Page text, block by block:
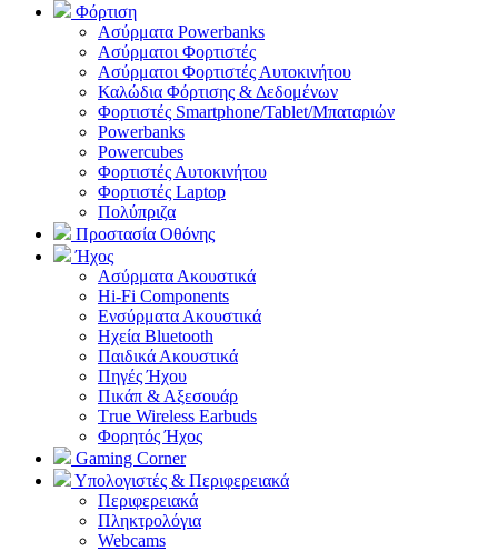
Φόρτιση
Ασύρματα Powerbanks
Aσύρματοι Φορτιστές
Ασύρματοι Φορτιστές Αυτοκινήτου
Καλώδια Φόρτισης & Δεδομένων
Φορτιστές Smartphone/Tablet/Μπαταριών
Powerbanks
Powercubes
Φορτιστές Αυτοκινήτου
Φορτιστές Laptop
Πολύπριζα
Προστασία Οθόνης
Ήχος
Ασύρματα Ακουστικά
Hi-Fi Components
Ενσύρματα Ακουστικά
Ηχεία Bluetooth
Παιδικά Ακουστικά
Πηγές Ήχου
Πικάπ & Αξεσουάρ
Τrue Wireless Earbuds
Φορητός Ήχος
Gaming Corner
Υπολογιστές & Περιφερειακά
Περιφερειακά
Πληκτρολόγια
Webcams